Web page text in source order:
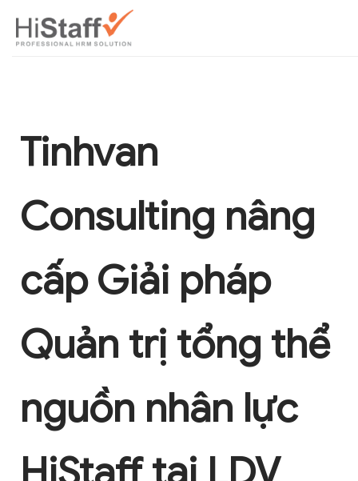
Tinhvan
Consulting nâng
cấp Giải pháp
Quản trị tổng thể
nguồn nhân lực